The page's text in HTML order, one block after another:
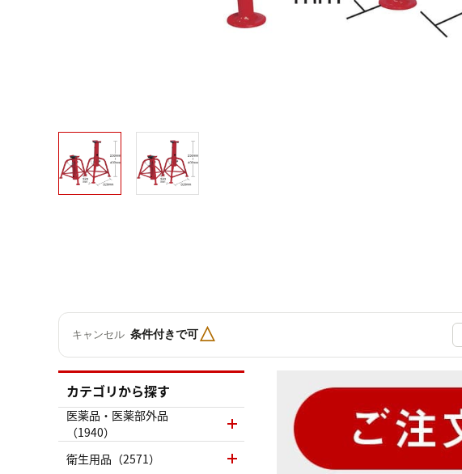
キャンセル 条件付きで可△
カテゴリから探す
医薬品・医薬部外品
（1940）
衛生用品（2571）